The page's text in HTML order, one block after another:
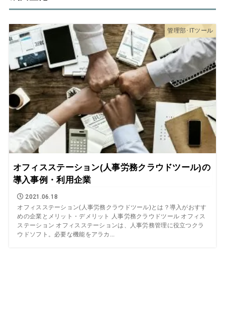
管理部･ITツール
オフィスステーション(人事労務クラウドツール)の
導入事例・利用企業
2021.06.18
オフィスステーション(人事労務クラウドツール)とは？導入がおすす
めの企業とメリット・デメリット 人事労務クラウドツール オフィス
ステーション オフィスステーションは、人事労務管理に役立つクラ
ウドソフト。必要な機能をアラカ...